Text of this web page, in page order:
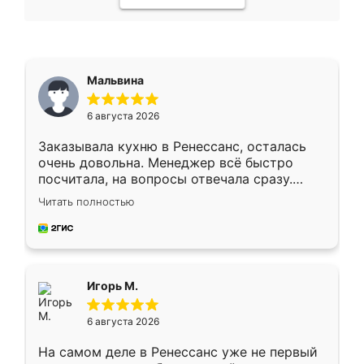
Мальвина
6 августа 2026
Заказывала кухню в Ренессанс, осталась
очень довольна. Менеджер всё быстро
посчитала, на вопросы отвечала сразу.
Замерщик приехал в субботу, подошёл к
делу со всей ответственностью. Собрали
за день, ребята работали аккуратно, даже
Читать полностью
Игорь М.
6 августа 2026
На самом деле в Ренессанс уже не первый